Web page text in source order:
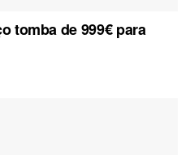
tomba de 999€ para